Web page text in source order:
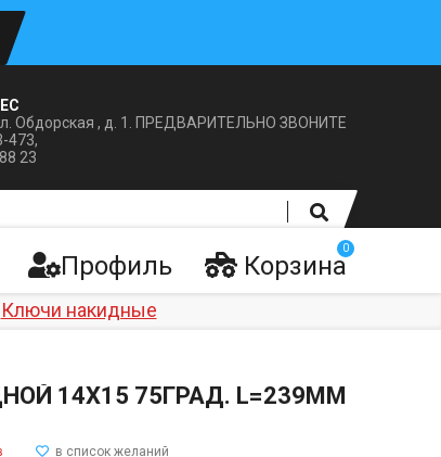
Обдорская , д. 1. ПРЕДВАРИТЕЛЬНО ЗВОНИТЕ
473,
23
Корзина
0
Профиль
Ключи накидные
14Х15 75ГРАД. L=239ММ